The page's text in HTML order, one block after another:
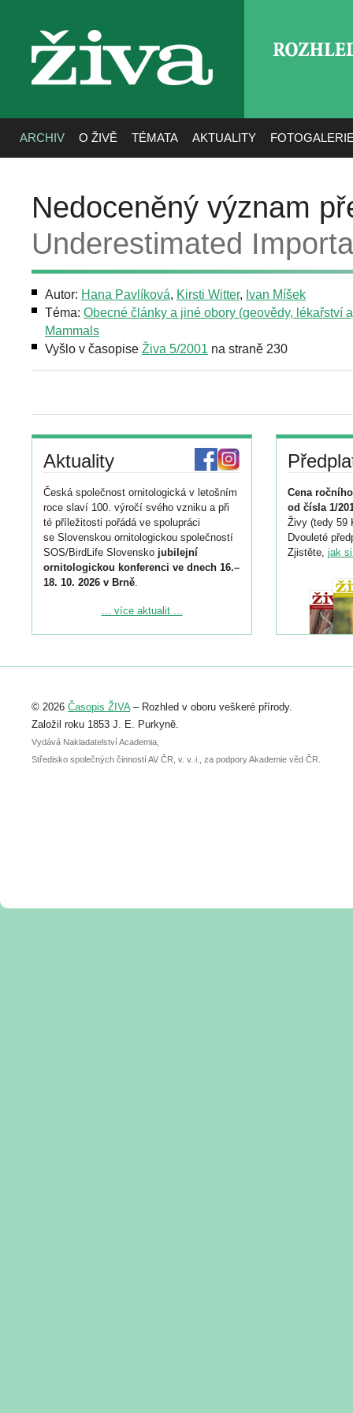
živa
ARCHIV O ŽIVĚ TÉMATA AKTUALITY
Nedoceněný význam
Underestimated
Autor: Hana Pavlíková, Kirsti Witter, Ivan Míšek
Téma: Obecné články a jiné obory (geovědy, lékařství
Mammals
Vyšlo v časopise Živa 5/2001 na straně 230
Aktuality
Česká společnost ornitologická v letošním
roce slaví 100. výročí svého vzniku a při
té příležitosti pořádá ve spolupráci
se Slovenskou ornitologickou společností
SOS/BirdLife Slovensko jubilejní
ornitologickou konferenci ve dnech 16.–
18. 10. 2026 v Brně.
Podrobnější informace ke konferenci
Registrovat se můžete do 6. září.
abstraktu přihlášené přednášky nebo
posteru je už 30. června.
... více aktualit ...
Cena
od čísla 1/
Živy (tedy 59
Dvouleté
Zjistěte, jak
© 2026 Časopis ŽIVA– Rozhled v oboru veškeré přírody.
Založil roku 1853 J. E. Purkyně.
Vydává Nakladatelství Academia,
Středisko společných činností AV ČR, v. v. i., za podpory Akademie věd ČR.